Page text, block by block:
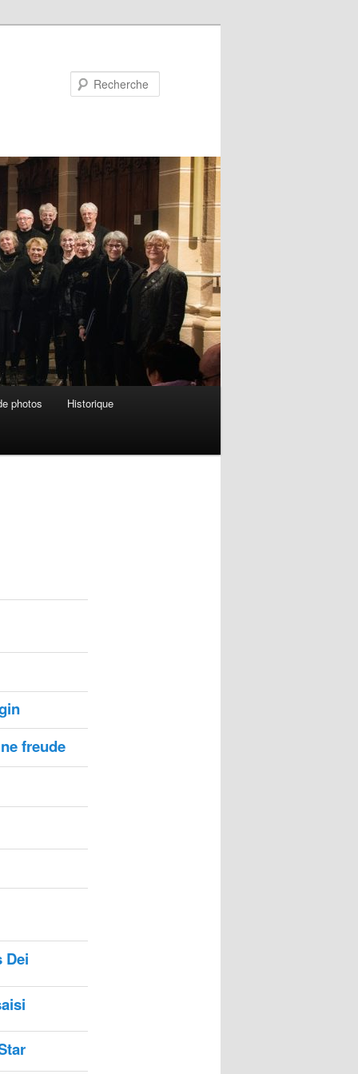
photos Historique
freude
Dei